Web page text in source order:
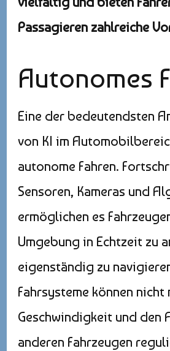
Passagieren zahlreiche
Autonomes
Eine der bedeutendsten
von KI im
autonome Fahren.
Sensoren, Kameras und
ermöglichen es
Umgebung in Echtzeit zu
eigenständig zu
Fahrsysteme können nicht
Geschwindigkeit und den
anderen Fahrzeugen